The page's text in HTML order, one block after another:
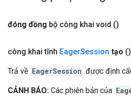
đóng đồng bộ công khai void ()
công khai tĩnh EagerSession tạo ()
Trả về EagerSession được định
CẢNH BÁO: Các phiên bản của